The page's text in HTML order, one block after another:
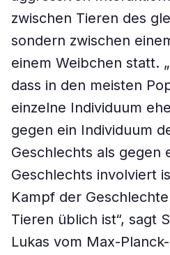
zwischen Tieren des
sondern zwischen
einem Weibchen statt.
dass in den meisten
einzelne Individuum
gegen ein Individuum
Geschlechts als gegen
Geschlechts involviert
Kampf der
Tieren üblich ist“, sagt
Lukas vom Max-